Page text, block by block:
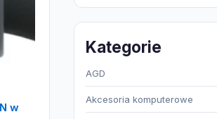
w
Kategorie
AGD
Akcesoria komputerowe